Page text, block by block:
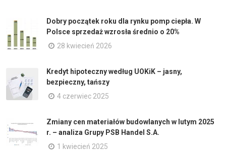
Dobry początek roku dla rynku pomp ciepła. W
Polsce sprzedaż wzrosła średnio o 20%
28 kwiecień 2026
Kredyt hipoteczny według UOKiK – jasny,
bezpieczny, tańszy
4 czerwiec 2025
Zmiany cen materiałów budowlanych w lutym 2025
r. – analiza Grupy PSB Handel S.A.
1 kwiecień 2025